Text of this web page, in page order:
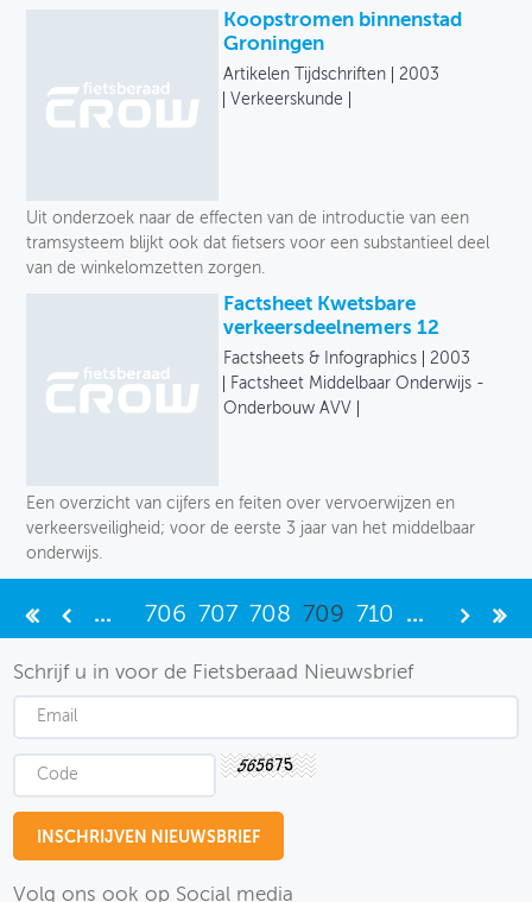
Schrijf u in voor de Fietsberaad Nieuwsbrief
Volg ons ook op Social media
Koopstromen binnenstad
Groningen
Artikelen Tijdschriften
2003
Verkeerskunde
Uit onderzoek naar de effecten van de introductie van een
tramsysteem blijkt ook dat fietsers voor een substantieel deel
van de winkelomzetten zorgen.
Factsheet Kwetsbare
verkeersdeelnemers 12
Factsheets & Infographics
2003
Factsheet Middelbaar Onderwijs -
Onderbouw AVV
Een overzicht van cijfers en feiten over vervoerwijzen en
verkeersveiligheid; voor de eerste 3 jaar van het middelbaar
onderwijs.
... 706 707 708 709 710 ...